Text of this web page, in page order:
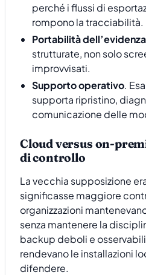
perché i flussi di
rompono la tracciabilità.
Portabilità dell’evidenza
strutturate, non solo
improvvisati.
Supporto operativo.
supporta ripristino,
comunicazione delle
Cloud versus on-
di controllo
La vecchia supposizione
significasse maggiore
organizzazioni
senza mantenere la
backup deboli e
rendevano le installazioni
difendere.